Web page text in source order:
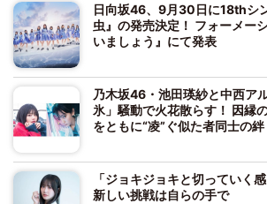
日向坂46、9月30日に18thシ
虫』の発売決定！ フォーメー
いましょう』にて発表
乃木坂46・池田瑛紗と中西ア
氷」騒動で火花散らす！ 因縁
をともに“凌”ぐ似た者同士の絆
「ジョキジョキと切っていく
新しい挑戦は自らの手で